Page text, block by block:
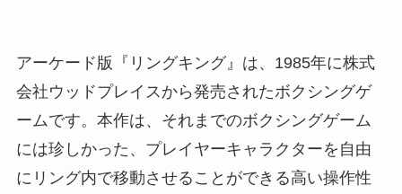
アーケード版『リングキング』は、1985年に株式
会社ウッドプレイスから発売されたボクシングゲ
ームです。本作は、それまでのボクシングゲーム
には珍しかった、プレイヤーキャラクターを自由
にリング内で移動させることができる高い操作性